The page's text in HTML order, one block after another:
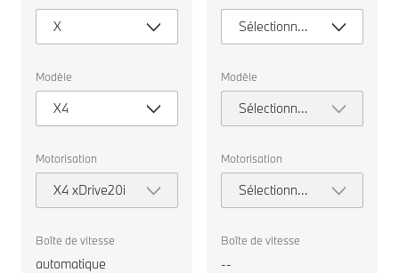
un
véhicule.
X
Modèle
X4
Motorisation
X4 xDrive20i
Boîte de vitesse
automatique
un
véhicule.
Sélectionner
une série
Modèle
Sélectionner
un modèle
Motorisation
Sélectionner
la
Boîte de vitesse
--